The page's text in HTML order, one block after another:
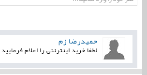
حمیدرضا زم
لطفا خرید اینترنتی را اعلام فرمایید